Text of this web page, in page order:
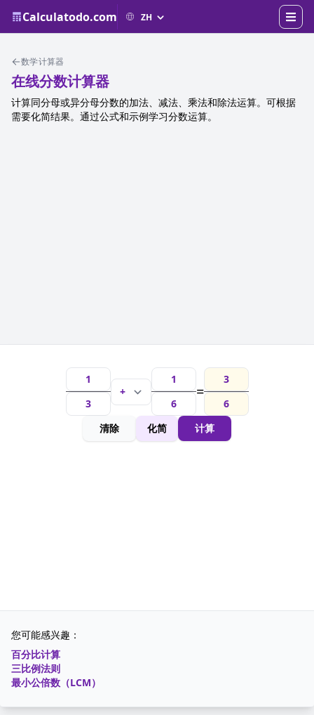
Calculatodo.com
数学计算器
在线分数计算器
计算同分母或异分母分数的加法、减法、乘法和除法运算。可根据
需要化简结果。通过公式和示例学习分数运算。
=
清除 化简 计算
您可能感兴趣：
百分比计算
三比例法则
最小公倍数（LCM）